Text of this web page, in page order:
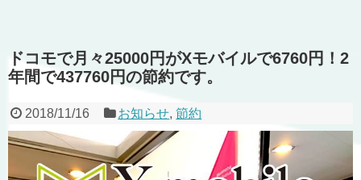
ドコモで月々25000円がXモバイルで6760円！2
年間で437760円の節約です。
2018/11/16 お知らせ,節約